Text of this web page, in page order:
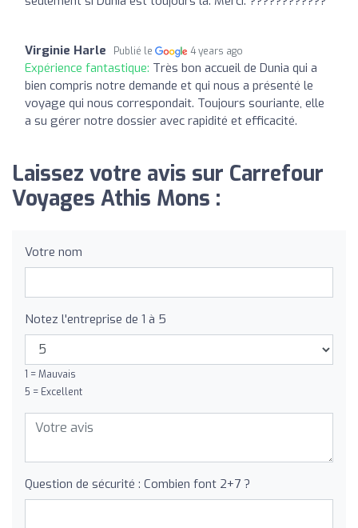
Virginie Harle Publié le 4 years ago
Expérience fantastique: Très bon accueil de Dunia qui a
bien compris notre demande et qui nous a présenté le
voyage qui nous correspondait. Toujours souriante, elle
a su gérer notre dossier avec rapidité et efficacité.
Laissez votre avis sur Carrefour
Voyages Athis Mons :
Votre nom
Notez l'entreprise de 1 à 5
1 = Mauvais
5 = Excellent
Question de sécurité : Combien font 2+7 ?